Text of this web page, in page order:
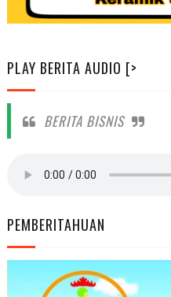
PLAY BERITA AUDIO [>
BERITA BISNIS
PEMBERITAHUAN